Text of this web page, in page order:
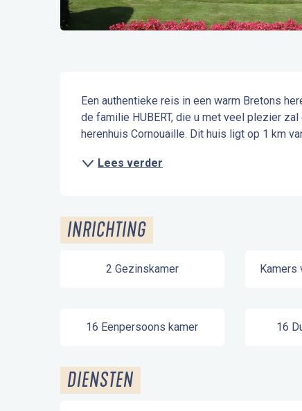
Beschrijving
Een authentieke reis in een warm Bretons
de familie HUBERT, die u met veel plezier
herenhuis Cornouaille. Dit huis ligt op 1 km
Lees verder
INRICHTING
2 Gezinskamer Kamers
16 Eenpersoons kamer 16
DIENSTEN